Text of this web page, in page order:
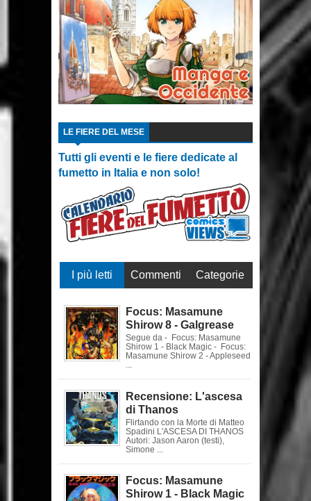
LE FIERE DEL MESE
Tutti gli eventi e le fiere dedicate al
fumetto in Italia e non solo!
I più letti Commenti Categorie
Focus: Masamune
Shirow 8 - Galgrease
Segue da - Focus: Masamune
Shirow 1 - Black Magic - Focus:
Masamune Shirow 2 - Appleseed
...
Recensione: L'ascesa
di Thanos
Flirtando con la Morte di Matteo
Spadini L'ASCESA DI THANOS
Autori: Jason Aaron (testi),
Simone ...
Focus: Masamune
Shirow 1 - Black Magic